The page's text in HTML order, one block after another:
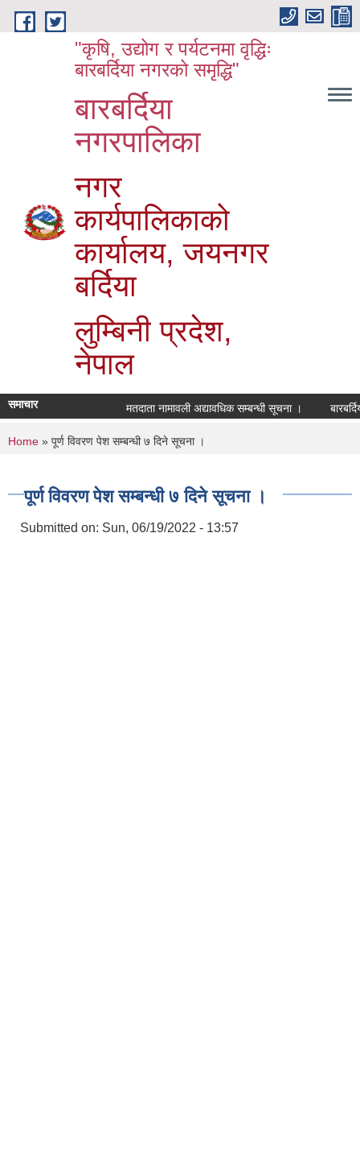
Skip to main content
"कृषि, उद्योग र पर्यटनमा वृद्धिः
बारबर्दिया नगरको समृद्धि"
बारबर्दिया
नगरपालिका
नगर
कार्यपालिकाको
कार्यालय, जयनगर
बर्दिया
लुम्बिनी प्रदेश,
नेपाल
समाचार मतदाता नामावली अद्यावधिक सम्बन्धी सूचना ।
You are here
Home » पूर्ण विवरण पेश सम्बन्धी ७ दिने सूचना ।
पूर्ण विवरण पेश सम्बन्धी ७ दिने सूचना ।
Submitted on: Sun, 06/19/2022 - 13:57